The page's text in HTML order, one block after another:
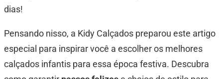
dias!
Pensando nisso, a Kidy Calçados preparou este artigo
especial para inspirar você a escolher os melhores
calçados infantis para essa época festiva. Descubra